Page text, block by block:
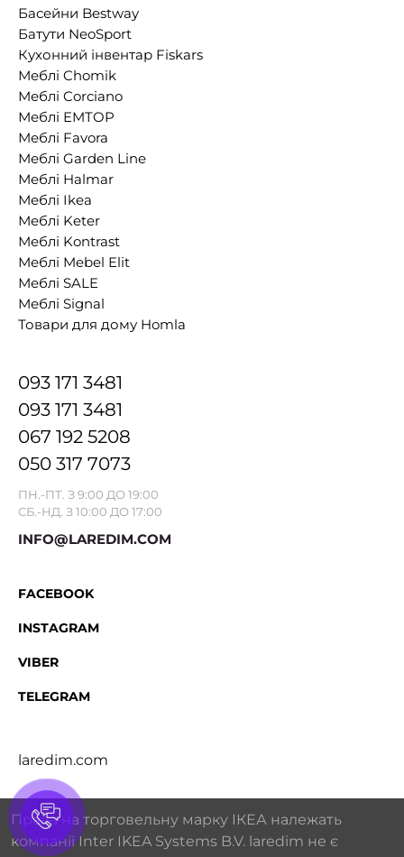
Басейни Bestway
Батути NeoSport
Кухонний інвентар Fiskars
Меблі Chomik
Меблі Corciano
Меблі EMTOP
Меблі Favora
Меблі Garden Line
Меблі Halmar
Меблі Ikea
Меблі Keter
Меблі Kontrast
Меблі Mebel Elit
Меблі SALE
Меблі Signal
Товари для дому Homla
093 171 3481
093 171 3481
067 192 5208
050 317 7073
ПН.-ПТ. З 9:00 ДО 19:00
СБ.-НД. З 10:00 ДО 17:00
INFO@LAREDIM.COM
FACEBOOK
INSTAGRAM
VIBER
TELEGRAM
laredim.com
Права на торговельну марку IКЕА належать
компанії Inter IKEA Systems B.V. laredim не є